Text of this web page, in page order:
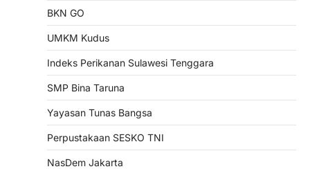
BKN GO
UMKM Kudus
Indeks Perikanan Sulawesi Tenggara
SMP Bina Taruna
Yayasan Tunas Bangsa
Perpustakaan SESKO TNI
NasDem Jakarta